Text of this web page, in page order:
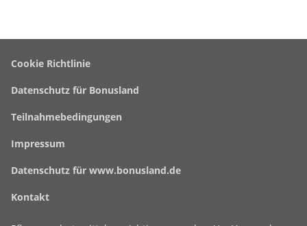
Footer-
Navigation
Cookie Richtlinie
Datenschutz für Bonusland
Teilnahmebedingungen
Impressum
Datenschutz für www.bonusland.de
Kontakt